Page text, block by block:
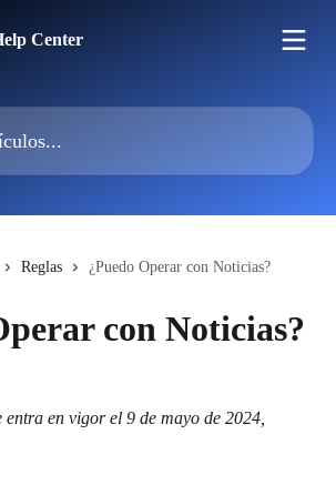
Reglas ¿Puedo Operar con Noticias?
con Noticias?
en vigor el 9 de mayo de 2024,